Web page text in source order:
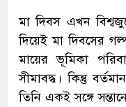
মা দিবস এখন
দিয়েই মা দিবসের
মায়ের ভূমিকা
সীমাবদ্ধ। কিন্তু
তিনি একই সঙ্গে